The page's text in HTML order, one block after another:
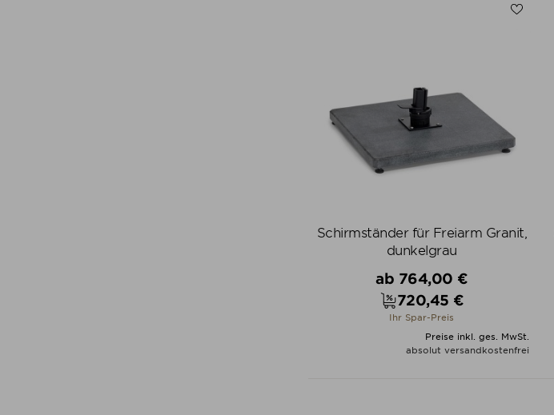
Schirmständer für Freiarm Granit,
dunkelgrau
Verkaufspreis
ab 764,00 €
Preis
720,45 €
Ihr Spar-Preis
Preise inkl. ges. MwSt.
absolut versandkostenfrei